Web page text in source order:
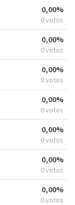
0,00%
0 votos
0,00%
0 votos
0,00%
0 votos
0,00%
0 votos
0,00%
0 votos
0,00%
0 votos
0,00%
0 votos